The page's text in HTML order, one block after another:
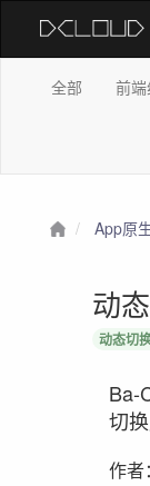
全部 前
App原
动
动态切
Ba-
切
作者